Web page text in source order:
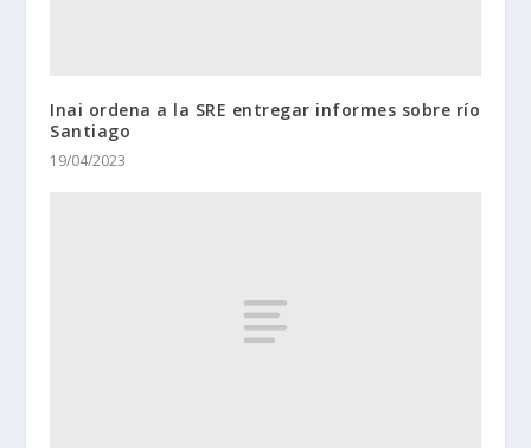
Inai ordena a la SRE entregar informes sobre río
Santiago
19/04/2023